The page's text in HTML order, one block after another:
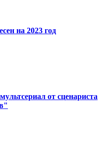
на 2023 год
от сценариста